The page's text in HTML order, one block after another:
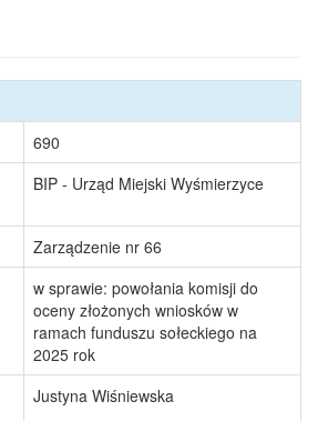
690
BIP - Urząd Miejski Wyśmierzyce
Zarządzenie nr 66
w sprawie: powołania komisji do
oceny złożonych wniosków w
ramach funduszu sołeckiego na
2025 rok
Justyna Wiśniewska